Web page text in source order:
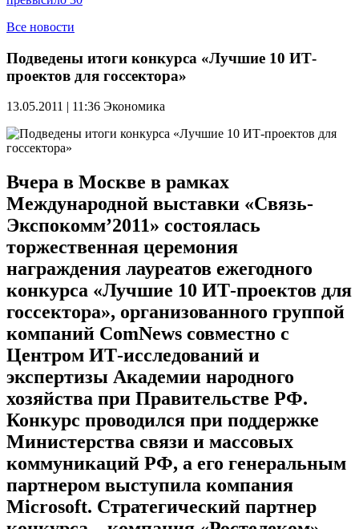
Все новости
Подведены итоги конкурса «Лучшие 10 ИТ-
проектов для госсектора»
13.05.2011 | 11:36 Экономика
Вчера в Москве в рамках
Международной выставки «Связь-
Экспокомм’2011» состоялась
торжественная церемония
награждения лауреатов ежегодного
конкурса «Лучшие 10 ИТ-проектов для
госсектора», организованного группой
компаний ComNews совместно с
Центром ИТ-исследований и
экспертизы Академии народного
хозяйства при Правительстве РФ.
Конкурс проводился при поддержке
Министерства связи и массовых
коммуникаций РФ, а его генеральным
партнером выступила компания
Microsoft. Стратегический партнер